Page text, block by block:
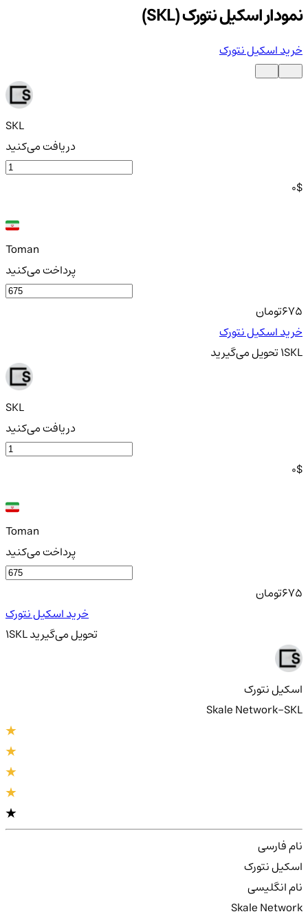
نمودار اسکیل نتورک (SKL)
خرید اسکیل نتورک
SKL
دریافت می‌کنید
0$
Toman
پرداخت می‌کنید
675تومان
خرید اسکیل نتورک
1SKLتحویلمی‌گیرید
SKL
دریافت می‌کنید
0$
Toman
پرداخت می‌کنید
675تومان
خرید اسکیل نتورک
1SKL تحویلمی‌گیرید
اسکیل نتورک
Skale Network-SKL
نام فارسی
اسکیل نتورک
نام انگلیسی
Skale Network